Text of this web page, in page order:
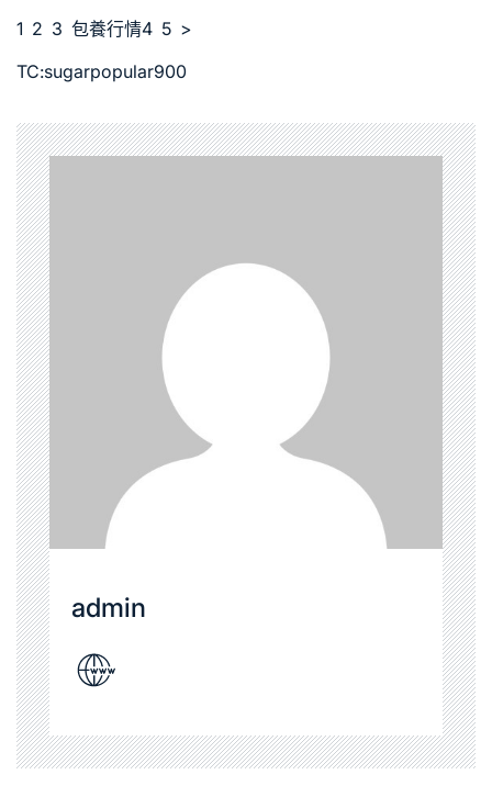
1 2 3 包養行情4 5 >
TC:sugarpopular900
admin